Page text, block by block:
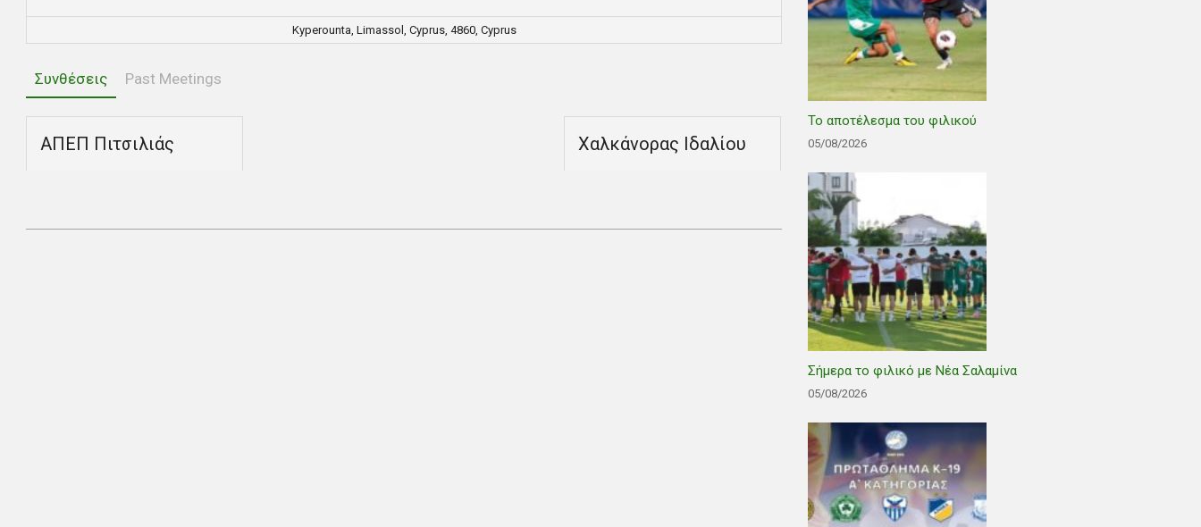
Kyperounta, Limassol, Cyprus, 4860, Cyprus
Συνθέσεις Past Meetings
ΑΠΕΠ Πιτσιλιάς Χαλκάνορας Ιδαλίου
Το αποτέλεσμα του φιλικού
05/08/2026
Σήμερα το φιλικό με Νέα Σαλαμίνα
05/08/2026